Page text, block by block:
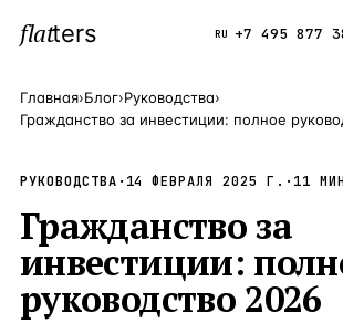
flatters RU +7 495 877
Турция — Страна
Россия —Страна
Испания — Страна
Кипр —Страна
Главная›Блог›Руководства›
РУКОВОДСТВА · 14 ФЕВРАЛЯ 2025 Г. · 11
Гражданство за
инвестиции:
руководство 2026